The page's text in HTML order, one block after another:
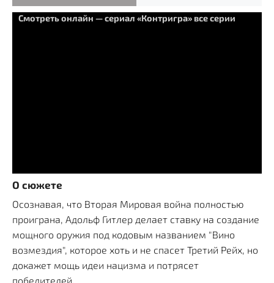
Смотреть онлайн — сериал «Контригра» все серии
О сюжете
Осознавая, что Вторая Мировая война полностью
проиграна, Адольф Гитлер делает ставку на создание
мощного оружия под кодовым названием "Вино
возмездия", которое хоть и не спасет Третий Рейх, но
докажет мощь идеи нацизма и потрясет
победителей.